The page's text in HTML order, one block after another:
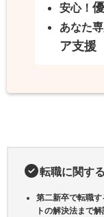
安心！
あなた専
ア支援
転職に関す
第二新卒で転職
トの解決法まで解